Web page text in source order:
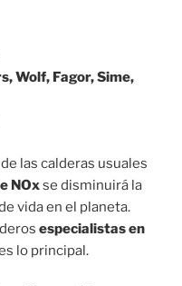
Wolf, Fagor, Sime,
las calderas usuales
NOxse disminuirá la
vida en el planeta.
especialistas en
lo principal.